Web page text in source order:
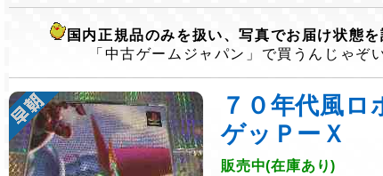
国内正規品のみを扱い、写真でお届け状態を
「中古ゲームジャパン」で買うんじゃぞ
７０年代風
ゲッＰーＸ
販売中(在庫あり)